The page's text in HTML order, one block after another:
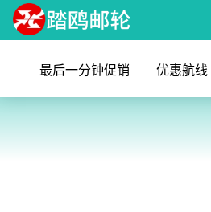
最后一分钟促销 优惠航线